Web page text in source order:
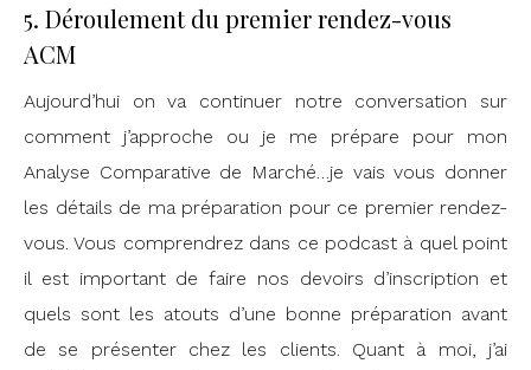
5. Déroulement du premier rendez-vous
ACM
Aujourd’hui on va continuer notre conversation sur
comment j’approche ou je me prépare pour mon
Analyse Comparative de Marché…je vais vous donner
les détails de ma préparation pour ce premier rendez-
vous. Vous comprendrez dans ce podcast à quel point
il est important de faire nos devoirs d’inscription et
quels sont les atouts d’une bonne préparation avant
de se présenter chez les clients. Quant à moi, j’ai